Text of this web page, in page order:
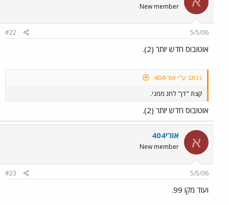
New member
5/5/06
#22
אוטובוס חדש יותר (2).
נכתב ע"י אורי404:
קצת "דן" לחג ממני.
אוטובוס חדש יותר (2).
א אורי404
New member
5/5/06
#23
ועוד מקו 99.